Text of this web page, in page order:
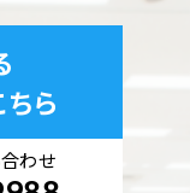
試験（CBT・筆
ライブ配信
ら
わせ